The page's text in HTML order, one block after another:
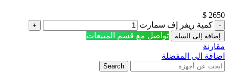
2650
$
كمية ريفر إف سمارت
إضافة إلى السلة
تواصل مع قسم المبيعات
مقارنة
اضافة الى المفضلة
Search